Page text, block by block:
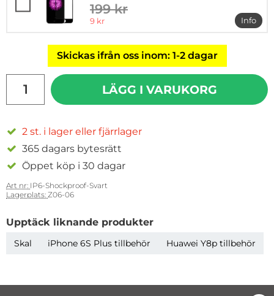
tidigare pris
199 kr
rea pris
9 kr
Info
mer
Skickas ifrån oss inom: 1-2 dagar
LÄGG I VARUKORG
2 st. i lager eller fjärrlager
365 dagars bytesrätt
Öppet köp i 30 dagar
Art nr: IP6-Shockproof-Svart
Lagerplats: Z06-06
Upptäck liknande produkter
Skal iPhone 6S Plus tillbehör Huawei Y8p tillbehör